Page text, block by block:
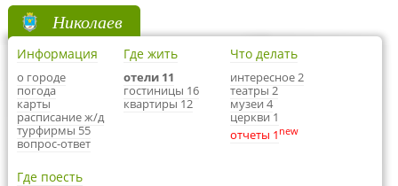
Николаев
Информация
о городе
погода
карты
расписание ж/д
турфирмы 55
вопрос-ответ
Где жить
отели 11
гостиницы 16
квартиры 12
Что делать
интересное 2
театры 2
музеи 4
церкви 1
отчеты 1 new
Где поесть